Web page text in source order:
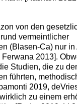
von den
vermeintlicher
(Blasen-Ca) nur
Ferwana 2013].
Studien, die zu
führten,
2019,
zu einem